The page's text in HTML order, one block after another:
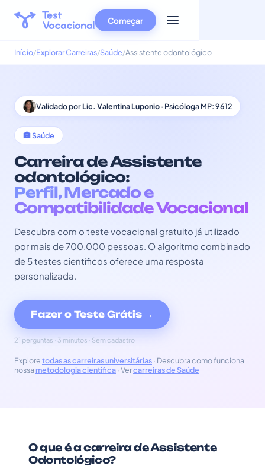
Começar
Início Explorar Carreiras Saúde Assistente odontológico
Validado porLic. Valentina Luponio· Psicóloga MP: 9612
🏥 Saúde
Carreira de Assistente
odontológico:
Perfil, Mercado e
Compatibilidade Vocacional
Descubra com o teste vocacional gratuito já utilizado
por mais de 700.000 pessoas. O algoritmo combinado
de 5 testes científicos oferece uma resposta
personalizada.
Fazer o Teste Grátis →
21 perguntas · 3 minutos · Sem cadastro
Exploretodas as carreiras universitárias· Descubra como funciona
nossa metodologia científica· Vercarreiras de Saúde
O que é a carreira de Assistente
Odontológico?